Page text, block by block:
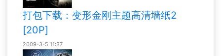
打包下载：变形金刚主题高清墙纸2
[20P]
2009-3-5 11:37